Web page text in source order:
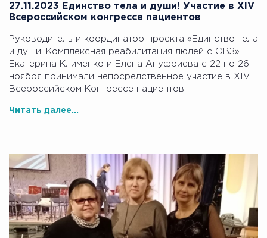
27.11.2023 Единство тела и души! Участие в XIV
Всероссийском конгрессе пациентов
Руководитель и координатор проекта «Единство тела
и души! Комплексная реабилитация людей с ОВЗ»
Екатерина Клименко и Елена Ануфриева с 22 по 26
ноября принимали непосредственное участие в XIV
Всероссийском Конгрессе пациентов.
Читать далее...